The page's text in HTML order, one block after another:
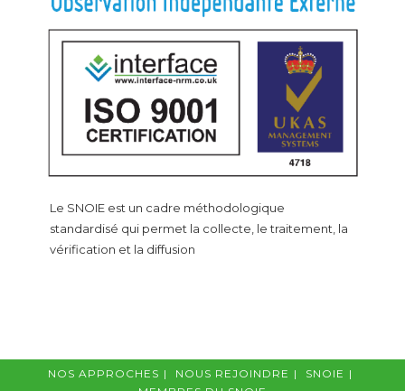
Le SNOIE est un cadre méthodologique
standardisé qui permet la collecte, le traitement, la
vérification et la diffusion
NOS APPROCHES NOUS REJOINDRE
SNOIE